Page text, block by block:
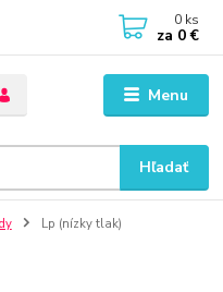
Menu
Hľadať
0 ks
za 0 €
Lp (nízky tlak)